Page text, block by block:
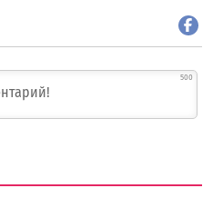
500